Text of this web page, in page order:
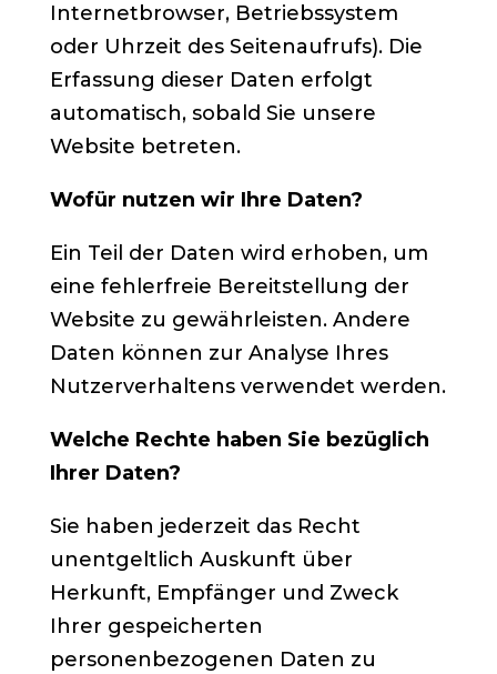
Internetbrowser, Betriebssystem
oder Uhrzeit des Seitenaufrufs). Die
Erfassung dieser Daten erfolgt
automatisch, sobald Sie unsere
Website betreten.
Wofür nutzen wir Ihre Daten?
Ein Teil der Daten wird erhoben, um
eine fehlerfreie Bereitstellung der
Website zu gewährleisten. Andere
Daten können zur Analyse Ihres
Nutzerverhaltens verwendet werden.
Welche Rechte haben Sie bezüglich
Ihrer Daten?
Sie haben jederzeit das Recht
unentgeltlich Auskunft über
Herkunft, Empfänger und Zweck
Ihrer gespeicherten
personenbezogenen Daten zu